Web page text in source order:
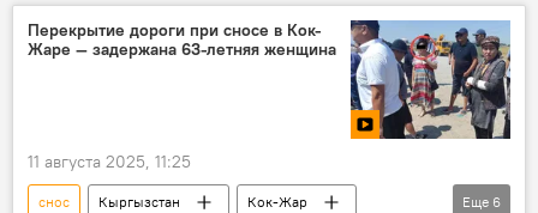
пахотные земли
Перекрытие дороги при сносе в Кок-
Жаре — задержана 63-летняя женщина
11 августа 2025, 11:25
снос Кыргызстан
Кок-Жар
Еще 6